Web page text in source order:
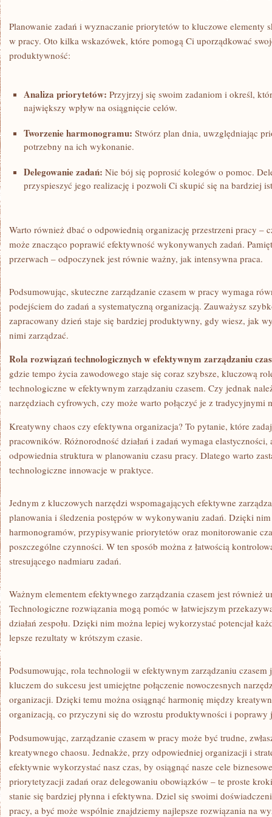
Planowanie zadań i wyznaczanie ⁢priorytetów to ‍kluczowe elementy⁣
⁣w pracy. Oto‌ kilka ⁤wskazówek, które⁣ pomogą Ci uporządkować
produktywność:
Analiza priorytetów: ⁣Przyjrzyj się swoim zadaniom​ i określ,
największy wpływ na osiągnięcie celów.
Tworzenie harmonogramu: Stwórz plan dnia, uwzględniając‌
potrzebny na ich ⁣wykonanie.
Delegowanie zadań: Nie⁣ bój ‍się ⁢poprosić kolegów ⁣o‍ pomoc.
przyspieszyć jego realizację i pozwoli Ci skupić się na‍ bardziej
Warto ‍również⁣ dbać o odpowiednią organizację przestrzeni pracy –‌
może znacząco poprawić efektywność wykonywanych zadań.
przerwach⁢ – odpoczynek ‍jest równie ważny,⁢ jak ⁤intensywna praca.
Podsumowując, skuteczne zarządzanie czasem w pracy wymaga
podejściem do zadań a systematyczną organizacją. Zauważysz
zapracowany dzień‌ staje​ się bardziej produktywny, gdy wiesz, jak
nimi zarządzać.
Rola rozwiązań technologicznych w efektywnym zarządzaniu
gdzie tempo ‍życia zawodowego staje się coraz szybsze, kluczową
⁤technologiczne w efektywnym zarządzaniu czasem. Czy jednak
narzędziach cyfrowych,⁣ czy może warto⁣ połączyć je z ‍tradycyjnymi
Kreatywny chaos‌ czy efektywna⁢ organizacja? To pytanie,⁤ które⁣
pracowników. Różnorodność działań‌ i ‍zadań wymaga
odpowiednia struktura w‌ planowaniu⁣ czasu‍ pracy. Dlatego⁤ warto
⁢technologiczne ⁣innowacje​ w praktyce.
Jednym z kluczowych narzędzi wspomagających ​efektywne
planowania ‌i śledzenia postępów w​ wykonywaniu ⁣zadań. ⁤Dzięki
harmonogramów, przypisywanie priorytetów⁣ oraz monitorowanie
poszczególne czynności. W ten sposób można z ⁢łatwością
stresującego nadmiaru zadań.
Ważnym elementem efektywnego zarządzania czasem jest ⁤również
Technologiczne rozwiązania mogą pomóc⁢ w⁢ łatwiejszym
działań zespołu. Dzięki nim ⁢można lepiej​ wykorzystać potencjał
lepsze rezultaty w krótszym czasie.
Podsumowując, rola ‍technologii w efektywnym zarządzaniu czasem‍
kluczem do⁤ sukcesu jest umiejętne ⁣połączenie ⁤nowoczesnych
organizacji. Dzięki temu można⁤ osiągnąć harmonię między
organizacją, co ⁤przyczyni się do wzrostu produktywności i poprawy
Podsumowując, zarządzanie⁤ czasem w ​pracy może być‌ trudne,
kreatywnego chaosu. Jednakże,‍ przy⁣ odpowiedniej organizacji i⁤
efektywnie⁣ wykorzystać nasz czas, by‍ osiągnąć nasze⁢ cele
priorytetyzacji zadań‍ oraz delegowaniu obowiązków‍ – te⁣ proste
⁣stanie ‍się bardziej płynna i ​efektywna. ​Dziel się swoimi
pracy, a być może wspólnie‍ znajdziemy najlepsze rozwiązania na